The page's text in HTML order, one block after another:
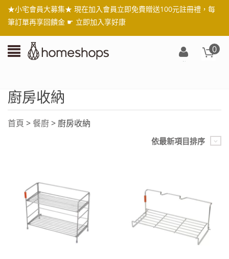
★小宅會員大募集★ 現在加入會員立即免費贈送100元註冊禮，每
筆訂單再享回饋金 ☛ 立即加入享好康
0
首頁 > 餐廚> 廚房收納
廚房收納
依最新項目排序